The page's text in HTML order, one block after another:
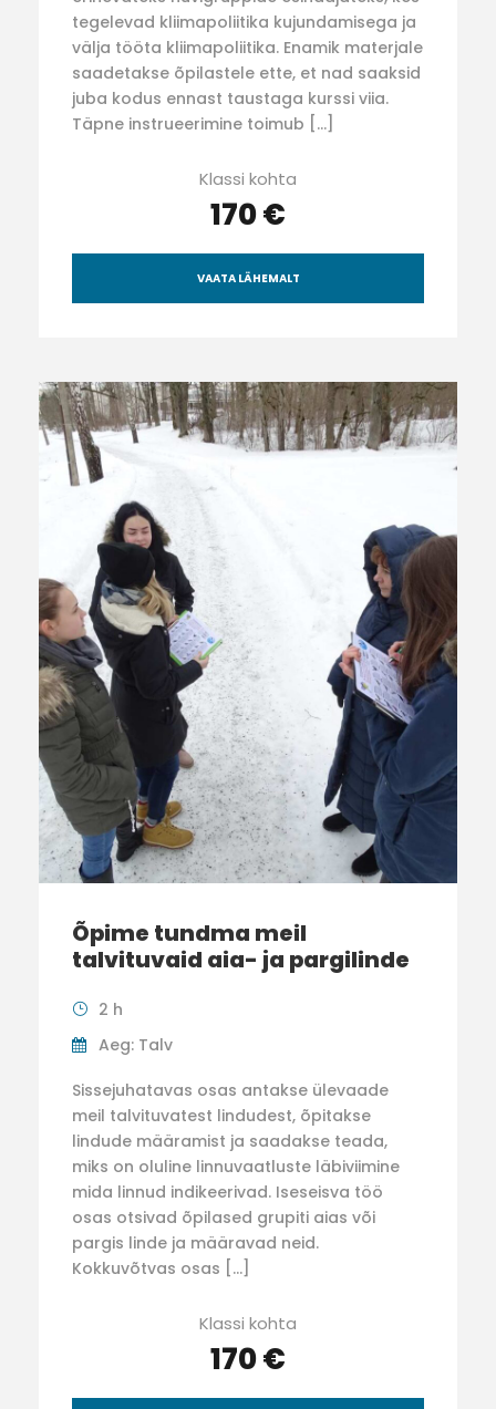
tegelevad kliimapoliitika kujundamisega ja
välja tööta kliimapoliitika. Enamik materjale
saadetakse õpilastele ette, et nad saaksid
juba kodus ennast taustaga kurssi viia.
Täpne instrueerimine toimub […]
Klassi kohta
170 €
VAATA LÄHEMALT
Õpime tundma meil
talvituvaid aia- ja pargilinde
2 h
Aeg: Talv
Sissejuhatavas osas antakse ülevaade
meil talvituvatest lindudest, õpitakse
lindude määramist ja saadakse teada,
miks on oluline linnuvaatluste läbiviimine
mida linnud indikeerivad. Iseseisva töö
osas otsivad õpilased grupiti aias või
pargis linde ja määravad neid.
Kokkuvõtvas osas […]
Klassi kohta
170 €